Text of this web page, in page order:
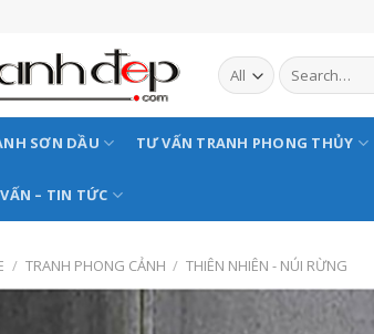
SƠN DẦU TƯ VẤN TRANH PHONG THỦY
– TIN TỨC
/ TRANH PHONG CẢNH / THIÊN NHIÊN - NÚI RỪNG